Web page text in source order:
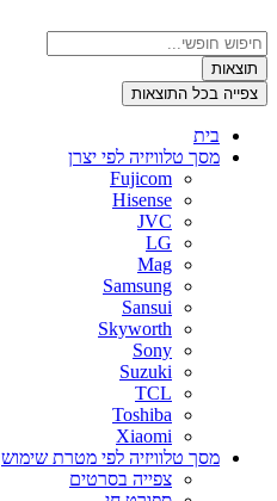
לתוכן
Search
...תוצאות
צפייה בכל התוצאות
בית
מסך טלוויזיה לפי יצרן
Fujicom
Hisense
JVC
LG
Mag
Samsung
Sansui
Skyworth
Sony
Suzuki
TCL
Toshiba
Xiaomi
מסך טלוויזיה לפי מטרת שימוש
צפייה בסרטים